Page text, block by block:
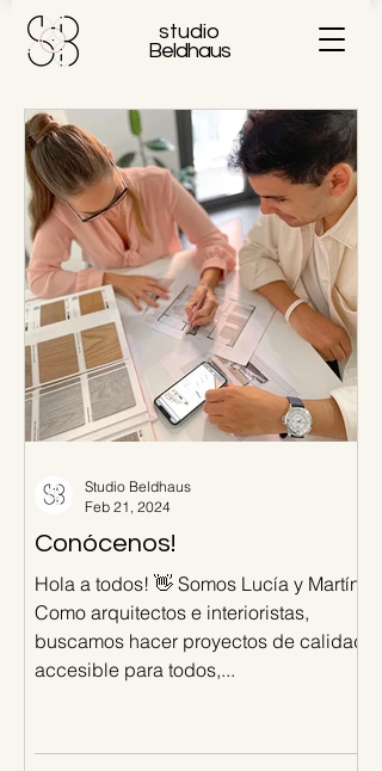
studio
Beldhaus
Conócenos!
Hola a todos! 👋 Somos Lucía y Martín.
Como arquitectos e interioristas,
buscamos hacer proyectos de calidad
accesible para todos,...
Studio Beldhaus
Feb 21, 2024